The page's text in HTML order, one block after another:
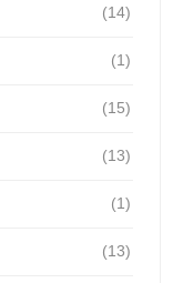
(14)
(1)
(15)
(13)
(1)
(13)